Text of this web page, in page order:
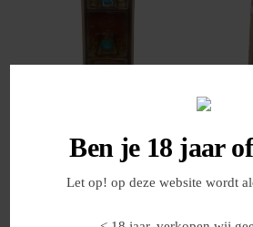
Ben je 18 jaar
Let op! op deze website wordt
€99,95